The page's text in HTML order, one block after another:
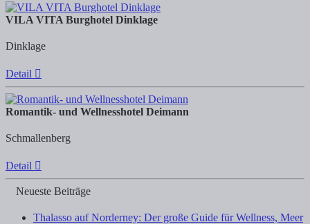
VILA VITA Burghotel Dinklage
Dinklage
Detail
Romantik- und Wellnesshotel Deimann
Schmallenberg
Detail
Neueste Beiträge
Thalasso auf Norderney: Der große Guide für Wellness, Meer